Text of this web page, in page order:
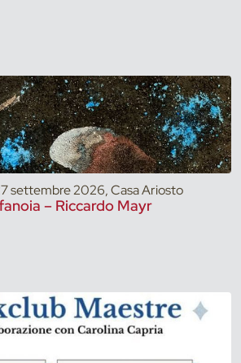
settembre 2026, Casa Ariosto
– Riccardo Mayr